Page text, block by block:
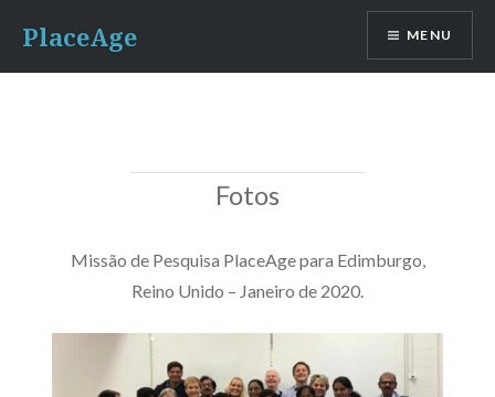
para
conteúdo
PlaceAge MENU
Fotos
Missão de Pesquisa PlaceAge para Edimburgo,
Reino Unido – Janeiro de 2020.